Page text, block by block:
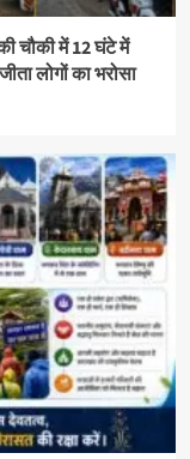
चौकी में 12 घंटे में
लोगों का भरोसा